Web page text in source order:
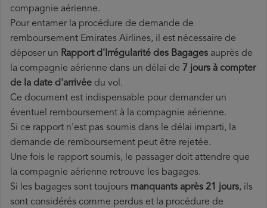
compagnie aérienne.
Pour entamer la procédure de demande de
remboursement Emirates Airlines, il est nécessaire de
déposer un Rapport d'Irrégularité des Bagages auprès de
la compagnie aérienne dans un délai de 7 jours à compter
de la date d'arrivée du vol.
Ce document est indispensable pour demander un
éventuel remboursement à la compagnie aérienne.
Si ce rapport n'est pas soumis dans le délai imparti, la
demande de remboursement peut être rejetée.
Une fois le rapport soumis, le passager doit attendre que
la compagnie aérienne retrouve les bagages.
Si les bagages sont toujours manquants après 21 jours, ils
sont considérés comme perdus et la procédure de